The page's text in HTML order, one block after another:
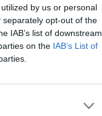
by us or personal
opt-out of the
IAB’s list of downstream
on the IAB’s List of